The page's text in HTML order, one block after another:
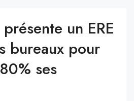
un ERE
bureaux pour
ses